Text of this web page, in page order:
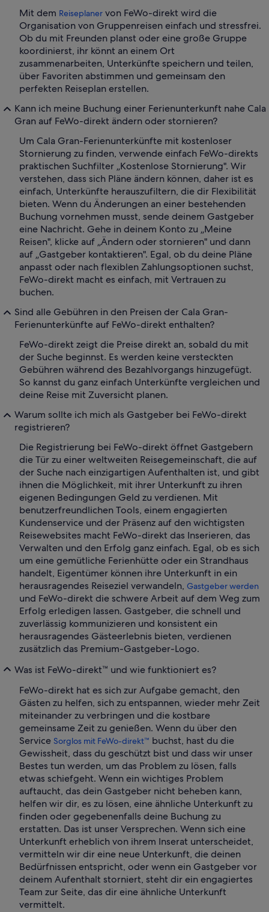
Mit dem Reiseplaner von FeWo-direkt wird die
Organisation von Gruppenreisen einfach und stressfrei.
Ob du mit Freunden planst oder eine große Gruppe
koordinierst, ihr könnt an einem Ort
zusammenarbeiten, Unterkünfte speichern und teilen,
über Favoriten abstimmen und gemeinsam den
perfekten Reiseplan erstellen.
Kann ich meine Buchung einer Ferienunterkunft nahe Cala
Gran auf FeWo-direkt ändern oder stornieren?
Um Cala Gran-Ferienunterkünfte mit kostenloser
Stornierung zu finden, verwende einfach FeWo-direkts
praktischen Suchfilter „Kostenlose Stornierung". Wir
verstehen, dass sich Pläne ändern können, daher ist es
einfach, Unterkünfte herauszufiltern, die dir Flexibilität
bieten. Wenn du Änderungen an einer bestehenden
Buchung vornehmen musst, sende deinem Gastgeber
eine Nachricht. Gehe in deinem Konto zu „Meine
Reisen", klicke auf „Ändern oder stornieren" und dann
auf „Gastgeber kontaktieren". Egal, ob du deine Pläne
anpasst oder nach flexiblen Zahlungsoptionen suchst,
FeWo-direkt macht es einfach, mit Vertrauen zu
buchen.
Sind alle Gebühren in den Preisen der Cala Gran-
Ferienunterkünfte auf FeWo-direkt enthalten?
FeWo-direkt zeigt die Preise direkt an, sobald du mit
der Suche beginnst. Es werden keine versteckten
Gebühren während des Bezahlvorgangs hinzugefügt.
So kannst du ganz einfach Unterkünfte vergleichen und
deine Reise mit Zuversicht planen.
Warum sollte ich mich als Gastgeber bei FeWo-direkt
registrieren?
Die Registrierung bei FeWo-direkt öffnet Gastgebern
die Tür zu einer weltweiten Reisegemeinschaft, die auf
der Suche nach einzigartigen Aufenthalten ist, und gibt
ihnen die Möglichkeit, mit ihrer Unterkunft zu ihren
eigenen Bedingungen Geld zu verdienen. Mit
benutzerfreundlichen Tools, einem engagierten
Kundenservice und der Präsenz auf den wichtigsten
Reisewebsites macht FeWo-direkt das Inserieren, das
Verwalten und den Erfolg ganz einfach. Egal, ob es sich
um eine gemütliche Ferienhütte oder ein Strandhaus
handelt, Eigentümer können ihre Unterkunft in ein
herausragendes Reiseziel verwandeln, Gastgeber werden
und FeWo-direkt die schwere Arbeit auf dem Weg zum
Erfolg erledigen lassen. Gastgeber, die schnell und
zuverlässig kommunizieren und konsistent ein
herausragendes Gästeerlebnis bieten, verdienen
zusätzlich das Premium-Gastgeber-Logo.
Was ist FeWo-direkt™ und wie funktioniert es?
FeWo-direkt hat es sich zur Aufgabe gemacht, den
Gästen zu helfen, sich zu entspannen, wieder mehr Zeit
miteinander zu verbringen und die kostbare
gemeinsame Zeit zu genießen. Wenn du über den
Service Sorglos mit FeWo-direkt™ buchst, hast du die
Gewissheit, dass du geschützt bist und dass wir unser
Bestes tun werden, um das Problem zu lösen, falls
etwas schiefgeht. Wenn ein wichtiges Problem
auftaucht, das dein Gastgeber nicht beheben kann,
helfen wir dir, es zu lösen, eine ähnliche Unterkunft zu
finden oder gegebenenfalls deine Buchung zu
erstatten. Das ist unser Versprechen. Wenn sich eine
Unterkunft erheblich von ihrem Inserat unterscheidet,
vermitteln wir dir eine neue Unterkunft, die deinen
Bedürfnissen entspricht, oder wenn ein Gastgeber vor
deinem Aufenthalt storniert, steht dir ein engagiertes
Team zur Seite, das dir eine ähnliche Unterkunft
vermittelt.